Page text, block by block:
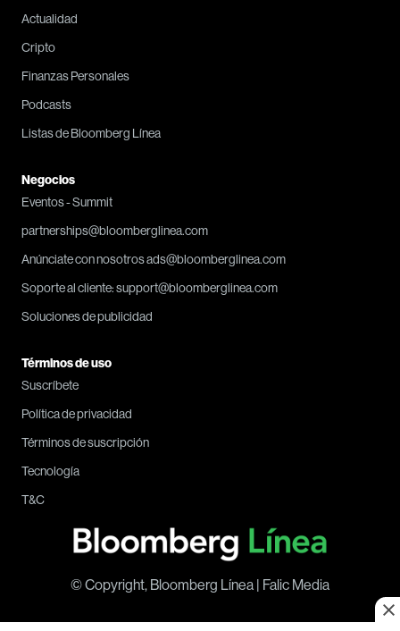
Actualidad
Cripto
Finanzas Personales
Podcasts
Listas de Bloomberg Línea
Negocios
Eventos - Summit
partnerships@bloomberglinea.com
Anúnciate con nosotros ads@bloomberglinea.com
Soporte al cliente: support@bloomberglinea.com
Soluciones de publicidad
Términos de uso
Suscríbete
Política de privacidad
Términos de suscripción
Tecnología
T&C
© Copyright, Bloomberg Línea | Falic Media